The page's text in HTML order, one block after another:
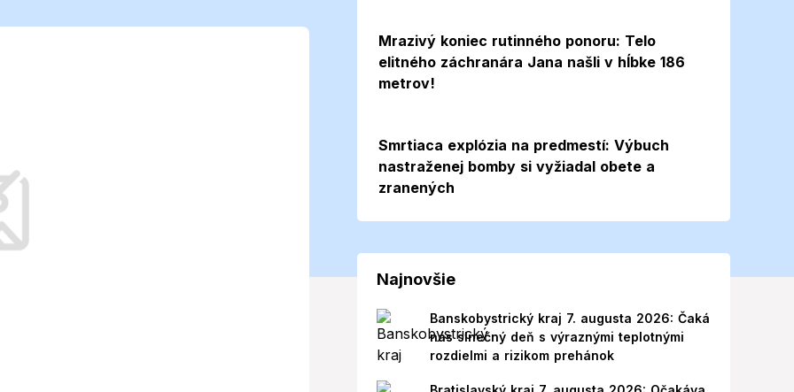
skok: Ráno
počasie s dvoma odlišnými
obyvateľov na výrazné teplotné
Mrazivý koniec rutinného ponoru: Telo
elitného záchranára Jana našli v hĺbke 186
metrov!
Smrtiaca explózia na predmestí: Výbuch
nastraženej bomby si vyžiadal obete a
zranených
Najnovšie
Banskobystrický kraj 7. augusta 2026: Čaká
nás slnečný deň s výraznými teplotnými
rozdielmi a rizikom prehánok